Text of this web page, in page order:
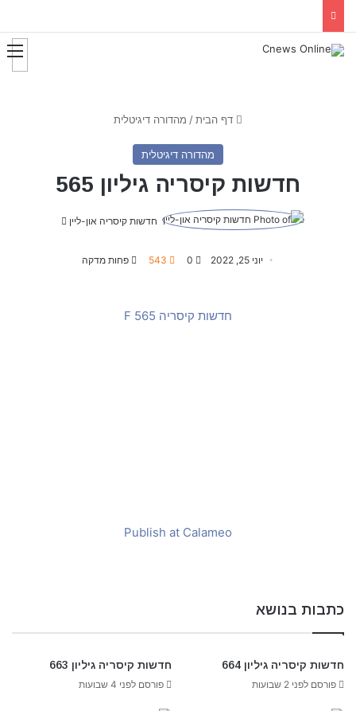
דף הבית/ מהדורה דיגיטלית
מהדורה דיגיטלית
חדשות קיסריה גיליון 565
חדשות קיסריה און-ליין
יוני 25, 2022 0
543 פחות מדקה
חדשות קיסריה 565 F
Publish at Calameo
כתבות בנושא
חדשות קיסריה גיליון 664
פורסם לפני 2 שבועות
חדשות קיסריה גיליון 663
פורסם לפני 4 שבועות